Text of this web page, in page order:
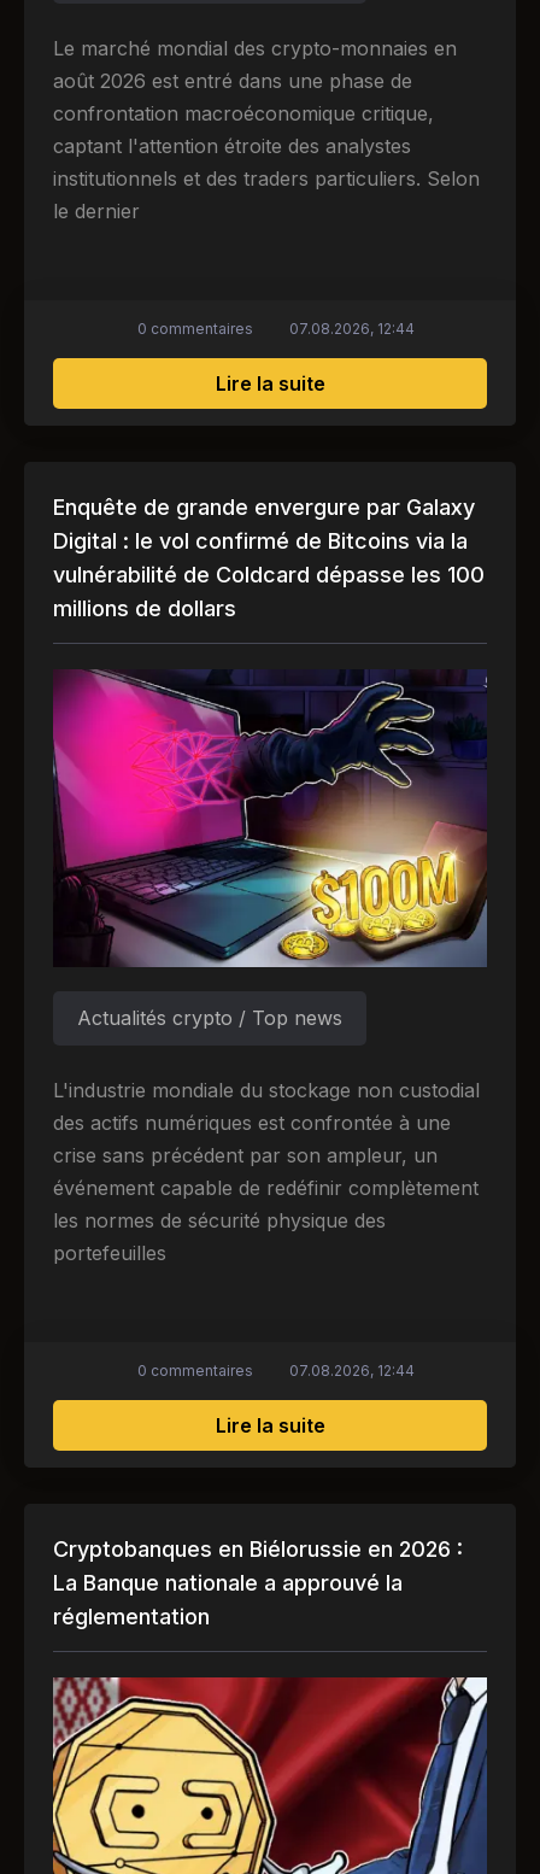
Le marché mondial des crypto-monnaies en
août 2026 est entré dans une phase de
confrontation macroéconomique critique,
captant l'attention étroite des analystes
institutionnels et des traders particuliers. Selon
le dernier
Lire la suitesur Accumulation
0 commentaires 07.08.2026, 12:44
Enquête de grande envergure par Galaxy
Digital : le vol confirmé de Bitcoins via la
vulnérabilité de Coldcard dépasse les 100
millions de dollars
Actualités crypto / Top news
L'industrie mondiale du stockage non custodial
des actifs numériques est confrontée à une
crise sans précédent par son ampleur, un
événement capable de redéfinir complètement
les normes de sécurité physique des
portefeuilles
Lire la suitesur Enquête de
0 commentaires 07.08.2026, 12:44
Cryptobanques en Biélorussie en 2026 :
La Banque nationale a approuvé la
réglementation